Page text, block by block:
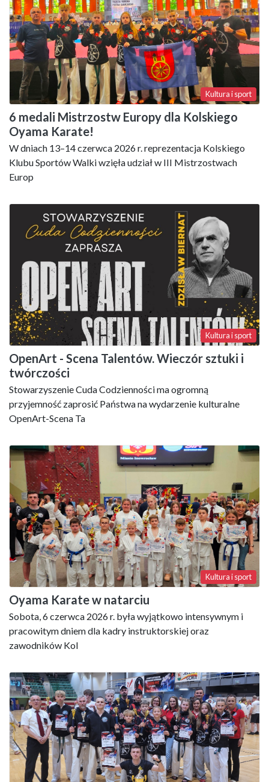
Kultura i sport
6 medali Mistrzostw Europy dla Kolskiego
Oyama Karate!
W dniach 13–14 czerwca 2026 r. reprezentacja Kolskiego
Klubu Sportów Walki wzięła udział w III Mistrzostwach
Europ
Kultura i sport
OpenArt - Scena Talentów. Wieczór sztuki i
twórczości
Stowarzyszenie Cuda Codzienności ma ogromną
przyjemność zaprosić Państwa na wydarzenie kulturalne
OpenArt-Scena Ta
Kultura i sport
Oyama Karate w natarciu
Sobota, 6 czerwca 2026 r. była wyjątkowo intensywnym i
pracowitym dniem dla kadry instruktorskiej oraz
zawodników Kol